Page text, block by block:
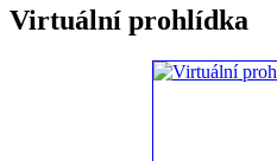
Virtuální prohlídka